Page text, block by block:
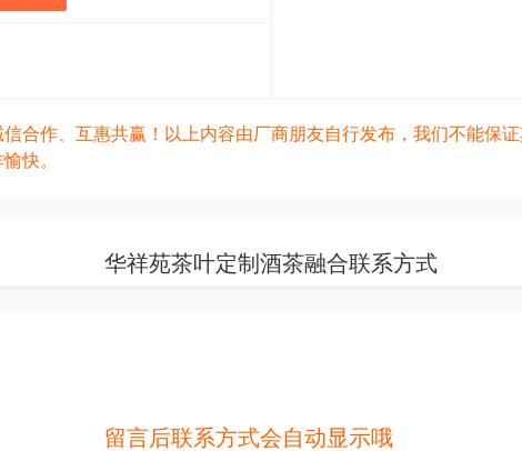
合作、互惠共赢！以上内容由厂商朋友自行发布，我们不能保
快。
华祥苑茶叶定制酒茶融合联系方式
留言后联系方式会自动显示哦